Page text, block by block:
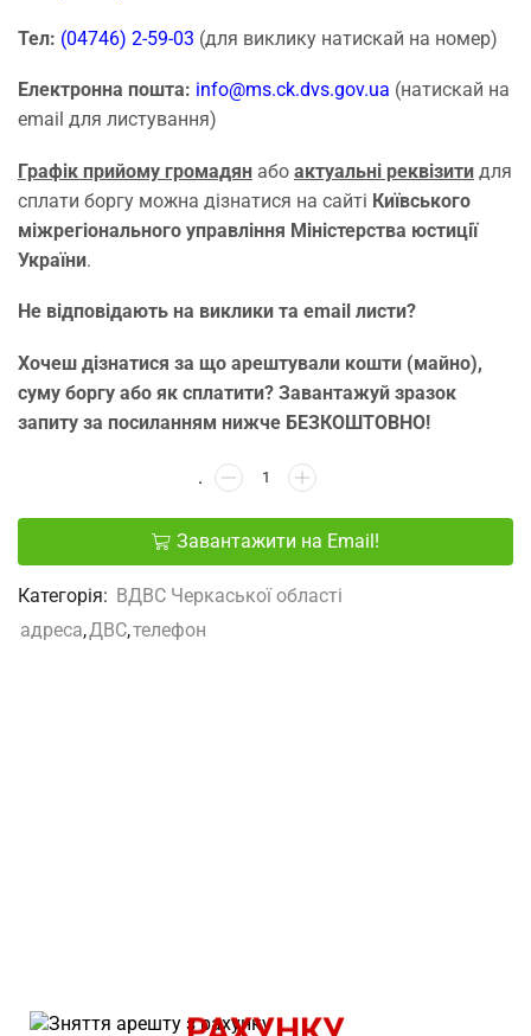
Тел: (04746) 2-59-03 (для виклику натискай на номер)
Електронна пошта: info@ms.ck.dvs.gov.ua (натискай на
email для листування)
Графік прийому громадян або актуальні реквізити для
сплати боргу можна дізнатися на сайті Київського
міжрегіонального управління Міністерства юстиції
України.
Не відповідають на виклики та email листи?
Хочеш дізнатися за що арештували кошти (майно),
суму боргу або як сплатити? Завантажуй зразок
запиту за посиланням нижче БЕЗКОШТОВНО!
Завантажити на Email!
Категорія: ВДВС Черкаської області
адреса,ДВС,телефон
КОРИСНІ МАТЕРІАЛИ